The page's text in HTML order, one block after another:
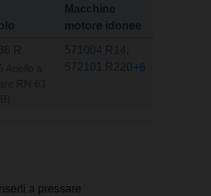
Macchine
motore idonee
R 571004 R14,
572101 R220+6
a pressare